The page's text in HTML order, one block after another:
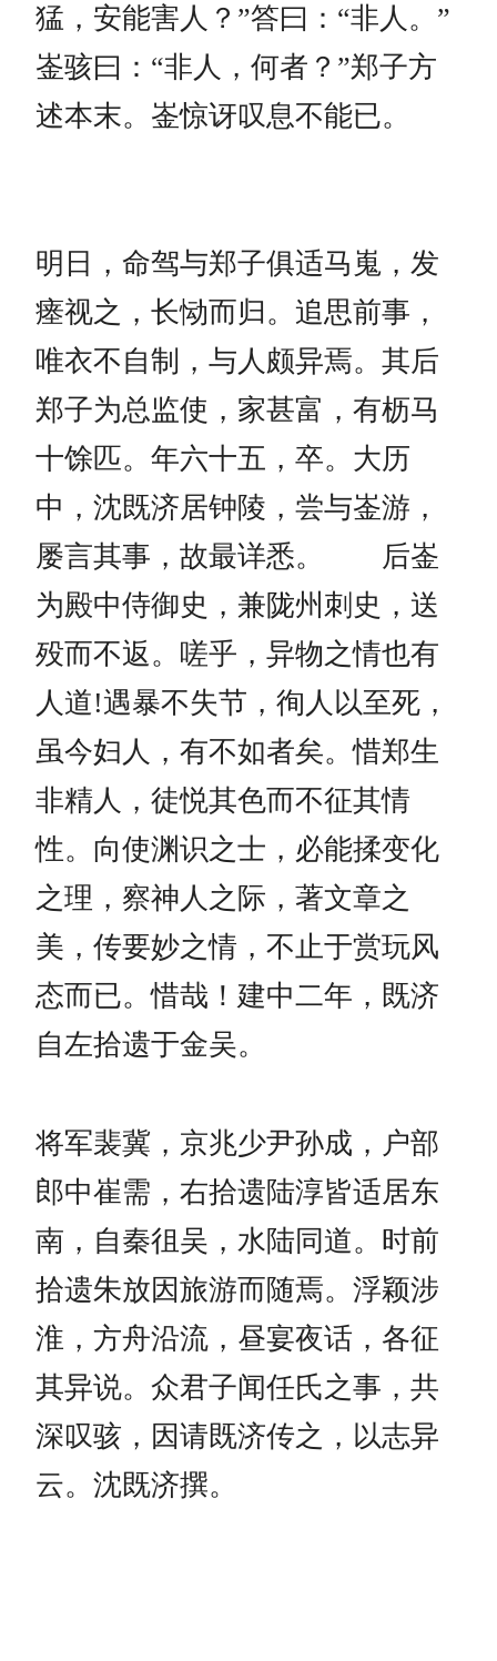
猛，安能害人？”答曰：“非人。”
崟骇曰：“非人，何者？”郑子方
述本末。崟惊讶叹息不能已。
明日，命驾与郑子俱适马嵬，发
瘗视之，长恸而归。追思前事，
唯衣不自制，与人颇异焉。其后
郑子为总监使，家甚富，有枥马
十馀匹。年六十五，卒。大历
中，沈既济居钟陵，尝与崟游，
屡言其事，故最详悉。 后崟
为殿中侍御史，兼陇州刺史，送
殁而不返。嗟乎，异物之情也有
人道!遇暴不失节，徇人以至死，
虽今妇人，有不如者矣。惜郑生
非精人，徒悦其色而不征其情
性。向使渊识之士，必能揉变化
之理，察神人之际，著文章之
美，传要妙之情，不止于赏玩风
态而已。惜哉！建中二年，既济
自左拾遗于金吴。
将军裴冀，京兆少尹孙成，户部
郎中崔需，右拾遗陆淳皆适居东
南，自秦徂吴，水陆同道。时前
拾遗朱放因旅游而随焉。浮颖涉
淮，方舟沿流，昼宴夜话，各征
其异说。众君子闻任氏之事，共
深叹骇，因请既济传之，以志异
云。沈既济撰。